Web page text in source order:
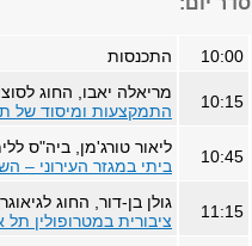
10:00 התכנסות
10:15 מריאלה יאבו, החוג
התמקצעות ומיסוד של
10:45 ליאור טורג'מן, ביה"ס
ביתי במגזר העירוני –
11:15 גולן בן-דור, החוג
ציבורית במטרופולין